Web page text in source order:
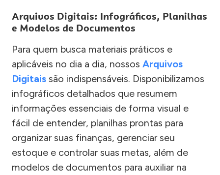
Arquivos Digitais: Infográficos, Planilhas
e Modelos de Documentos
Para quem busca materiais práticos e
aplicáveis no dia a dia, nossos Arquivos
Digitais são indispensáveis. Disponibilizamos
infográficos detalhados que resumem
informações essenciais de forma visual e
fácil de entender, planilhas prontas para
organizar suas finanças, gerenciar seu
estoque e controlar suas metas, além de
modelos de documentos para auxiliar na